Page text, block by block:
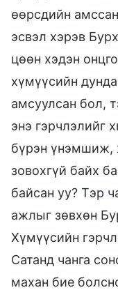
өөрсдийн
эсвэл хэрэв
цөөн хэдэн
хүмүүсийн
амсуулсан бол,
энэ гэрчлэлийг
бүрэн үнэмшиж,
зовохгүй байх
байсан уу? Тэр
ажлыг зөвхөн
Хүмүүсийн
Сатанд чанга
махан бие